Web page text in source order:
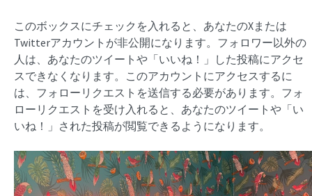
このボックスにチェックを入れると、あなたのXまたは
Twitterアカウントが非公開になります。フォロワー以外の
人は、あなたのツイートや「いいね！」した投稿にアクセ
スできなくなります。このアカウントにアクセスするに
は、フォローリクエストを送信する必要があります。フォ
ローリクエストを受け入れると、あなたのツイートや「い
いね！」された投稿が閲覧できるようになります。